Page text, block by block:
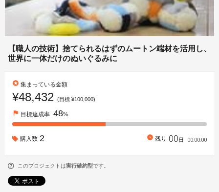
【職人の技術】捨てられるはずのムートン端材を活用し、
世界に一体だけのぬいぐるみに
stars 集まっている金額
¥48,432 (目標 ¥100,000)
flag 目標達成率 48%
購入数 2 watch_later 残り 00日 00:00:00
このプロジェクトは実行確約型です。